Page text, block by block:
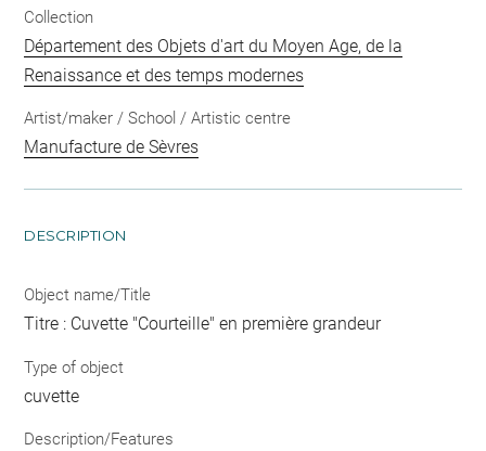
Collection
Département des Objets d'art du Moyen Age, de la
Renaissance et des temps modernes
Artist/maker / School / Artistic centre
Manufacture de Sèvres
DESCRIPTION
Object name/Title
Titre : Cuvette "Courteille" en première grandeur
Type of object
cuvette
Description/Features